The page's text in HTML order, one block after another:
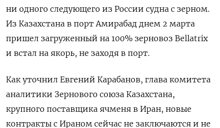
ни одного следующего из России судна с ​зерном.
Из Казахстана в порт Амирабад ⁠днем 2 марта
пришел загруженный на 100% зерновоз Bellatrix
и встал на якорь, не заходя в порт.
Как уточнил Евгений Карабанов, глава комитета
аналитики Зернового союза ‌Казахстана,
крупного поставщика ячменя в Иран, новые
контракты с Ираном сейчас не заключаются и не